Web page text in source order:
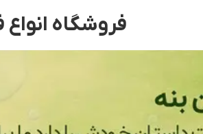
فروشگاه